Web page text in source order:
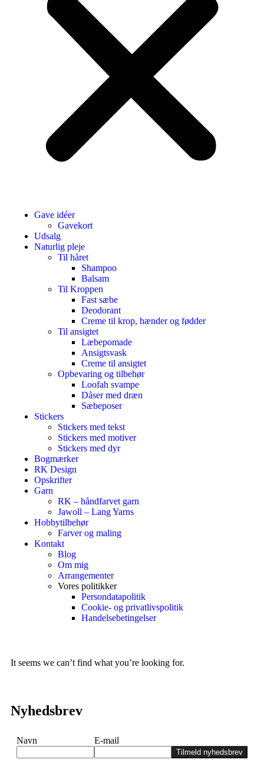
Gave idéer
Gavekort
Udsalg
Naturlig pleje
Til håret
Shampoo
Balsam
Til Kroppen
Fast sæbe
Deodorant
Creme til krop, hænder og fødder
Til ansigtet
Læbepomade
Ansigtsvask
Creme til ansigtet
Opbevaring og tilbehør
Loofah svampe
Dåser med dræn
Sæbeposer
Stickers
Stickers med tekst
Stickers med motiver
Stickers med dyr
Bogmærker
RK Design
Opskrifter
Garn
RK – håndfarvet garn
Jawoll – Lang Yarns
Hobbytilbehør
Farver og maling
Kontakt
Blog
Om mig
Arrangementer
Vores politikker
Persondatapolitik
Cookie- og privatlivspolitik
Handelsebetingelser
It seems we can’t find what you’re looking for.
Nyhedsbrev
Navn E-mail
Tilmeld nyhedsbrev